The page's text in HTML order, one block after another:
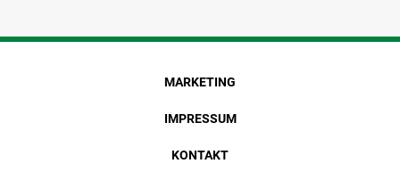
MARKETING
IMPRESSUM
KONTAKT